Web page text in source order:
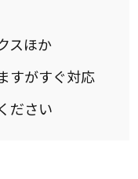
スほか
すがすぐ対応
ださい